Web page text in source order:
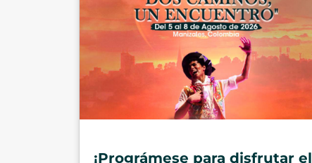
¡Prográmese para disfrutar el